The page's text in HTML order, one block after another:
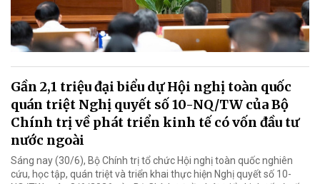
Gần 2,1 triệu đại biểu dự Hội nghị toàn quốc
quán triệt Nghị quyết số 10-NQ/TW của Bộ
Chính trị về phát triển kinh tế có vốn đầu tư
nước ngoài
Sáng nay (30/6), Bộ Chính trị tổ chức Hội nghị toàn quốc nghiên
cứu, học tập, quán triệt và triển khai thực hiện Nghị quyết số 10-